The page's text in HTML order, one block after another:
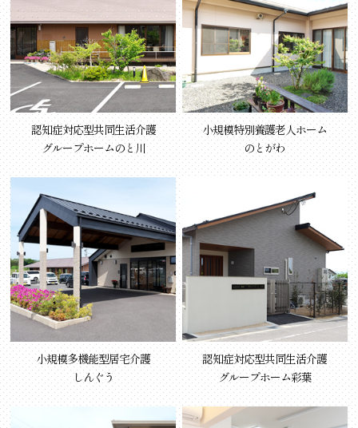
認知症対応型共同生活介護
グループホームのと川
小規模特別養護老人ホーム
のとがわ
小規模多機能型居宅介護
しんぐう
認知症対応型共同生活介護
グループホーム彩葉